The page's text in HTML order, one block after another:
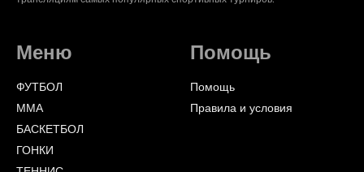
Меню
ФУТБОЛ
ММА
БАСКЕТБОЛ
ГОНКИ
Помощь
Помощь
Правила и условия